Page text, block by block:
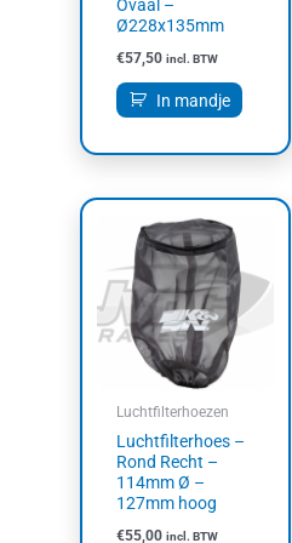
Ovaal –
Ø228x135mm
€57,50 incl. BTW
In mandje
Luchtfilterhoezen
Luchtfilterhoes –
Rond Recht –
114mm Ø –
127mm hoog
€55,00 incl. BTW